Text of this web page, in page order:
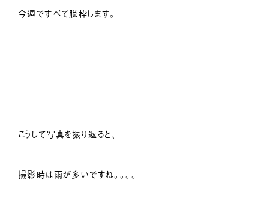
今週ですべて脱枠します。
こうして写真を振り返ると、
撮影時は雨が多いですね。。。。